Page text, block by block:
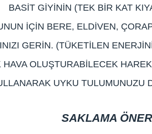
BASİT GİYİNİN (TEK BİR KAT
İÇİN BERE, ELDİVEN,
GERİN. (TÜKETİLEN
HAVA OLUŞTURABİLECEK
UYKU TULUMUNUZU
SAKLAMA